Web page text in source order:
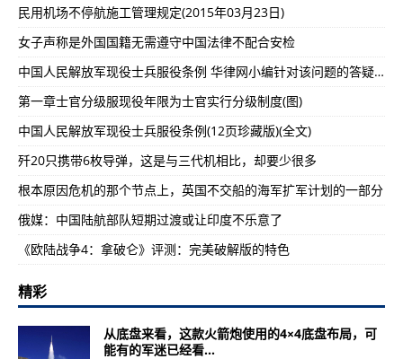
民用机场不停航施工管理规定(2015年03月23日)
女子声称是外国国籍无需遵守中国法律不配合安检
中国人民解放军现役士兵服役条例 华律网小编针对该问题的答疑解惑（一）
第一章士官分级服现役年限为士官实行分级制度(图)
中国人民解放军现役士兵服役条例(12页珍藏版)(全文)
歼20只携带6枚导弹，这是与三代机相比，却要少很多
根本原因危机的那个节点上，英国不交船的海军扩军计划的一部分
俄媒：中国陆航部队短期过渡或让印度不乐意了
《欧陆战争4：拿破仑》评测：完美破解版的特色
精彩
从底盘来看，这款火箭炮使用的4×4底盘布局，可
能有的军迷已经看...